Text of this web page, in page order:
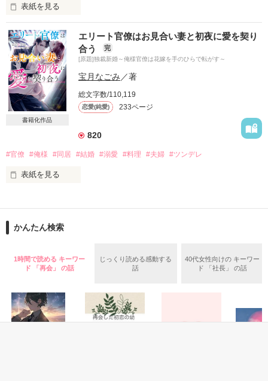
彼の手を取って飛び込んだのは
独自の階級制度に囚われた財閥家
上流階級の嗜みを教え込まれ、
跡継ぎを生むために夜毎抱かれる日々
なのに、私は今が人生で一番幸せで……
｡*⑅ꕤ┈┈┈┈┈┈┈┈┈ꕤ⑅*｡
この結婚は決して楽じゃない
けれど、最上級の愛に満ちている
作品を読む
表紙を見る
過去のある出来事から、極度の話下手な私
腕がよく信頼度も高い、多忙なお医者様の彼
電撃結婚した私たちが
愛を深めるために必要としたのは、
想いを紙に綴ることだった。
〝お仕事、頑張ってください〟
〝明日も愛しています〟
あなたは律儀に返事をくれる。けれど……
感じてる甘い声も、俺を好きだって気持ちも」
ずっと前から密やかに恋をしていたことを。
書籍化作品
エリート官僚はお見合い妻と初夜に愛を契り
合う
完
[原題]独裁新婚～俺様官僚は花嫁を手のひらで転がす～
宝月なごみ ／著
総文字数/110,119
恋愛(純愛) 233ページ
820
#官僚 #俺様 #同居 #結婚 #溺愛 #料理 #夫婦 #ツンデレ
表紙を見る
世間で〝お嫁さんにしたい女子〟として
結婚どころか恋愛経験すらない奥手女子。
相手は超俺様なエリート官僚で……
かんたん検索
1時間で読める キーワー
ド 「再会」 の話
じっくり読める感動する
話
40代女性向けの キーワー
ド 「社長」 の話